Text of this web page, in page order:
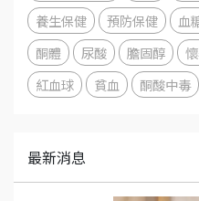
養生保健
預防保健 血
酮體
尿酸 膽固醇
紅血球
貧血 酮酸中毒
最新消息